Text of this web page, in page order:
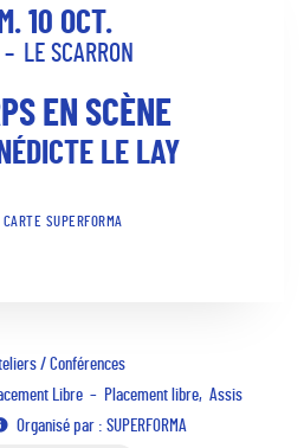
10 OCT.
LE SCARRON
EN SCÈNE
LE LAY
CARTE SUPERFORMA
/ Conférences
Libre Placement libre
Assis
Organisé par : SUPERFORMA